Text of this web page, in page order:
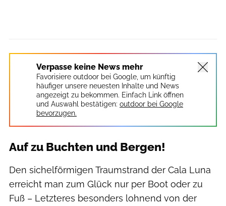
Verpasse keine News mehr
Favorisiere outdoor bei Google, um künftig
häufiger unsere neuesten Inhalte und News
angezeigt zu bekommen. Einfach Link öffnen
und Auswahl bestätigen: outdoor bei Google
bevorzugen.
Auf zu Buchten und Bergen!
Den sichelförmigen Traumstrand der Cala Luna
erreicht man zum Glück nur per Boot oder zu
Fuß – Letzteres besonders lohnend von der